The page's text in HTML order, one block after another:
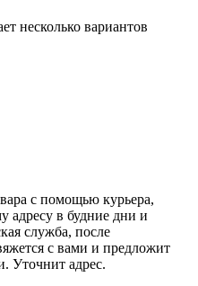
несколько вариантов
с помощью курьера,
адресу в будние дни и
служба, после
с вами и предложит
Уточнит адрес.